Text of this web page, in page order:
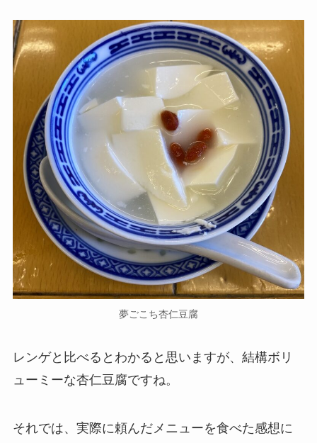
夢ごこち杏仁豆腐
レンゲと比べるとわかると思いますが、結構ボリ
ューミーな杏仁豆腐ですね。
それでは、実際に頼んだメニューを食べた感想に